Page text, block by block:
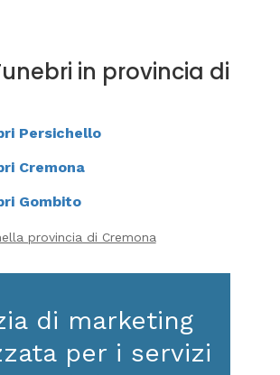
in provincia di
Persichello
Cremona
Gombito
provincia di Cremona
di marketing
per i servizi